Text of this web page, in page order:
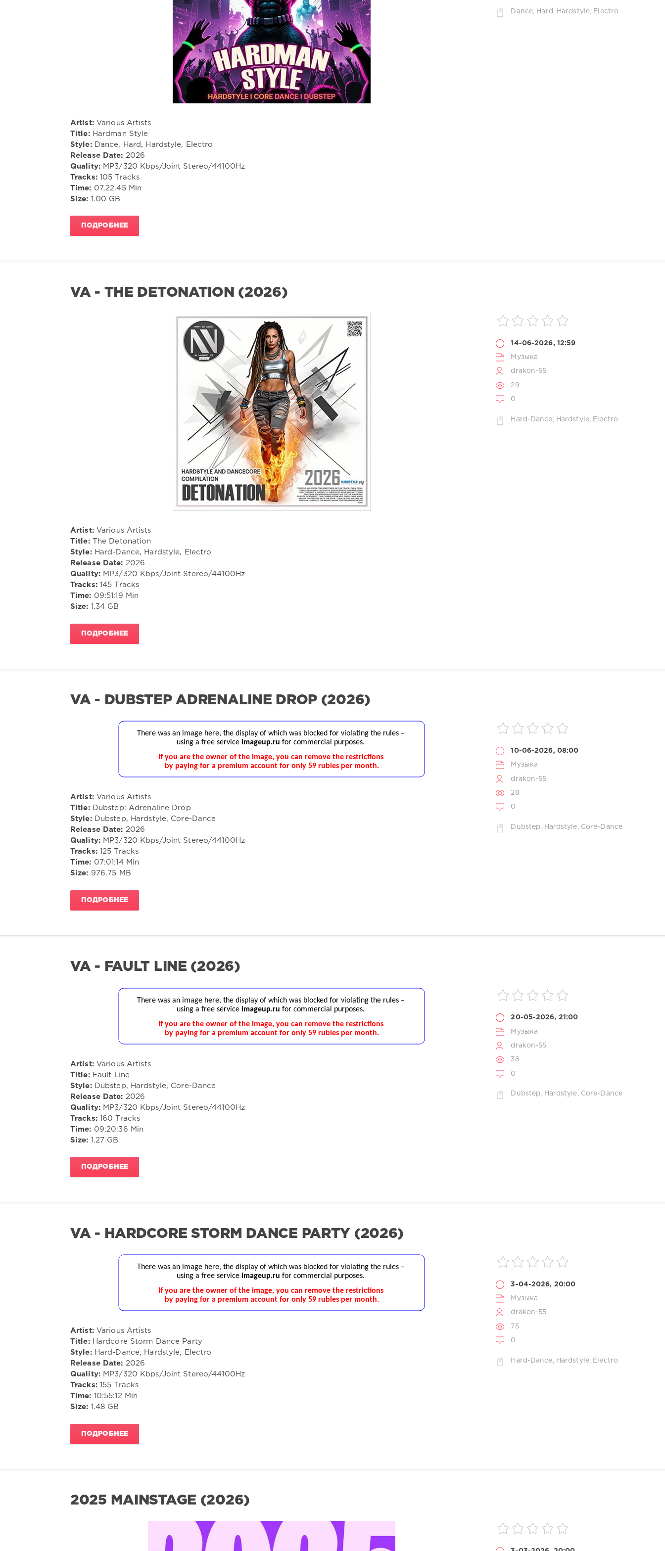
Dance Hard Hardstyle Electro
Artist:Various Artists
Title:Hardman Style
Style:Dance, Hard, Hardstyle, Electro
Release Date: 2026
Quality:MP3/320 Kbps/Joint Stereo/44100Hz
Tracks:105 Tracks
Time: 07.22.45 Min
Size: 1.00 GB
ПОДРОБНЕЕ
VA - THE DETONATION (2026)
14-06-2026, 12:59
Музыка
drakon-55
29
0
Hard-Dance Hardstyle, Electro
Artist:Various Artists
Title:The Detonation
Style:Hard-Dance, Hardstyle, Electro
Release Date: 2026
Quality:MP3/320 Kbps/Joint Stereo/44100Hz
Tracks:145 Tracks
Time: 09:51:19 Min
Size: 1.34 GB
ПОДРОБНЕЕ
VA - DUBSTEP ADRENALINE DROP (2026)
10-06-2026, 08:00
Музыка
drakon-55
28
0
Dubstep Hardstyle Core-Dance
Artist:Various Artists
Title:Dubstep: Adrenaline Drop
Style:Dubstep, Hardstyle, Core-Dance
Release Date: 2026
Quality:MP3/320 Kbps/Joint Stereo/44100Hz
Tracks:125 Tracks
Time: 07:01:14 Min
Size: 976.75 MB
ПОДРОБНЕЕ
VA - FAULT LINE (2026)
20-05-2026, 21:00
Музыка
drakon-55
38
0
Dubstep Hardstyle Core-Dance
Artist:Various Artists
Title:Fault Line
Style:Dubstep, Hardstyle, Core-Dance
Release Date: 2026
Quality:MP3/320 Kbps/Joint Stereo/44100Hz
Tracks:160 Tracks
Time: 09:20:36 Min
Size: 1.27 GB
ПОДРОБНЕЕ
VA - HARDCORE STORM DANCE PARTY (2026)
3-04-2026, 20:00
Музыка
drakon-55
75
0
Hard-Dance Hardstyle, Electro
Artist:Various Artists
Title:Hardcore Storm Dance Party
Style:Hard-Dance, Hardstyle, Electro
Release Date: 2026
Quality:MP3/320 Kbps/Joint Stereo/44100Hz
Tracks:155 Tracks
Time: 10:55:12 Min
Size: 1.48 GB
ПОДРОБНЕЕ
2025 MAINSTAGE (2026)